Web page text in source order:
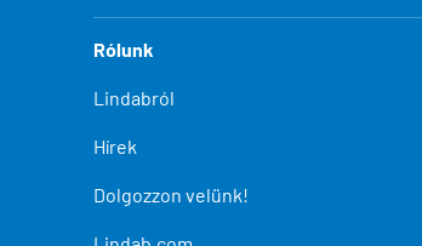
Rólunk
Lindabról
Hírek
Dolgozzon velünk!